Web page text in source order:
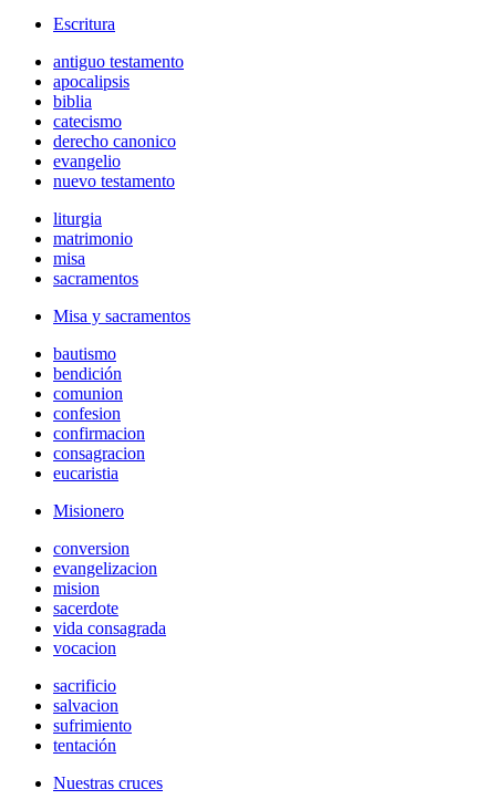
Escritura
antiguo testamento
apocalipsis
biblia
catecismo
derecho canonico
evangelio
nuevo testamento
liturgia
matrimonio
misa
sacramentos
Misa y sacramentos
bautismo
bendición
comunion
confesion
confirmacion
consagracion
eucaristia
Misionero
conversion
evangelizacion
mision
sacerdote
vida consagrada
vocacion
sacrificio
salvacion
sufrimiento
tentación
Nuestras cruces